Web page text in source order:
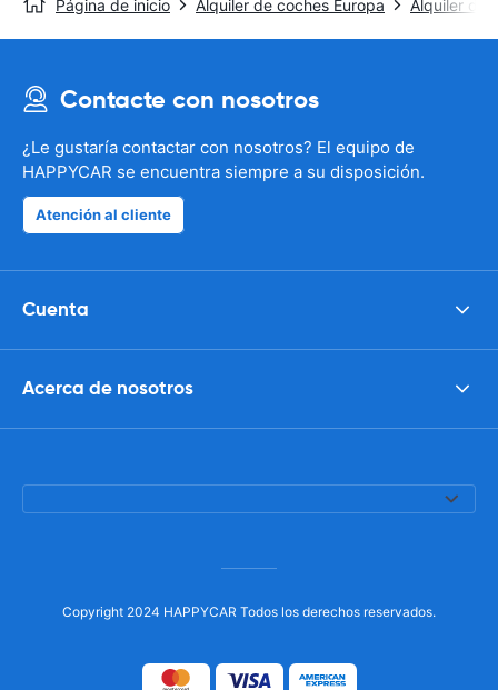
Página de inicio Alquiler de coches Europa Alquiler de
Contacte con nosotros
¿Le gustaría contactar con nosotros? El equipo de
HAPPYCAR se encuentra siempre a su disposición.
Atención al cliente
Cuenta
Acerca de nosotros
Copyright 2024 HAPPYCAR Todos los derechos reservados.